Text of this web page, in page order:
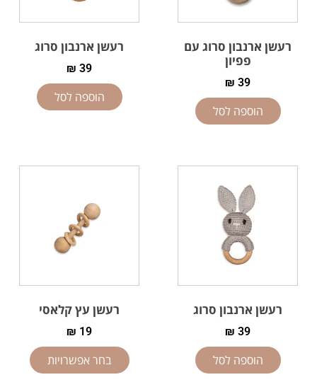
רעשן ארנבון סרוג עם
פפיון
₪ 39
הוספה לסל
רעשן ארנבון סרוג
₪ 39
הוספה לסל
רעשן ארנבון סרוג
₪ 39
הוספה לסל
רעשן עץ קלאסי
₪ 19
בחר אפשרויות